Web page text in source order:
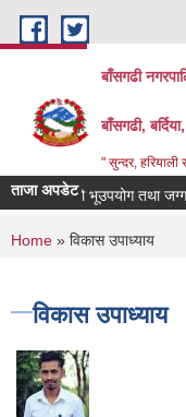
Skip to main content
बाँसगढी
बाँसगढी,
" सुन्दर,
ताजा अपडेटभूउपयोग तथा जग्गा
You are here
Home » विकास उपाध्याय
विकास उपाध्याय